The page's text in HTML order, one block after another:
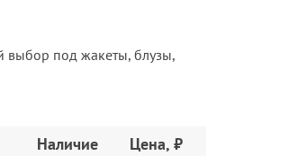
выбор под жакеты, блузы,
Наличие Цена, ₽